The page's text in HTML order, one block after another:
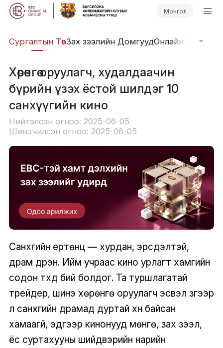
Монгол
Сургалтын ТөвЗах зээлийн ДомгуудОнлайн
Хөрөнгө оруулагч, худалдаачин
бүрийн үзэх ёстой шилдэг 10
санхүүгийн кино
Нийтэлсэн огноо: 2025-06-05
Шинэчилсэн огноо: 2025-06-05
Санхүүгийн ертөнц — хурдан, эрсдэлтэй,
драм дүүрэн. Ийм учраас кино урлагт хамгийн
содон түүхүүд бий болдог. Та туршлагатай
трейдер, шинэ хөрөнгө оруулагч эсвэл зүгээр
л санхүүгийн драмад дуртай хүн байсан
хамаагүй, эдгээр кинонууд мөнгө, зах зээл,
ёс суртахууны шийдвэрийн нарийн